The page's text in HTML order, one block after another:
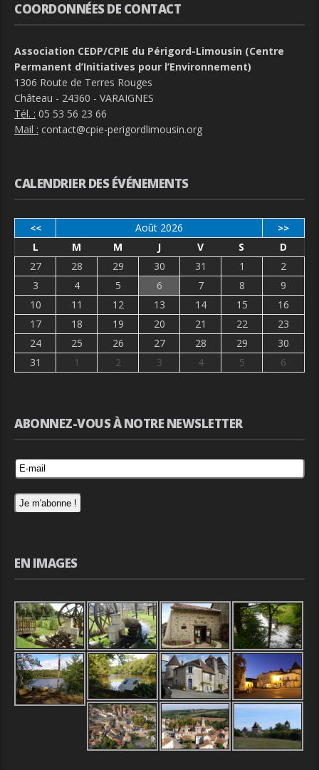
COORDONNÉES DE CONTACT
Association CEDP/CPIE du Périgord-Limousin (Centre
Permanent d’Initiatives pour l’Environnement)
1306 Route de Terres Rouges
Château - 24360 - VARAIGNES
Tél. : 05 53 56 23 66
Mail : contact@cpie-perigordlimousin.org
CALENDRIER DES ÉVÉNEMENTS
<< Août 2026 >>
L M M J V S
D
27
28 29 30 31 1
2
3
4 5 6 7 8
9
10
11 12 13 14 15
16
17
18 19 20 21 22
23
24
25 26 27 28 29
30
31
1 2 3 4 5 6
ABONNEZ-VOUS À NOTRE NEWSLETTER
EN IMAGES